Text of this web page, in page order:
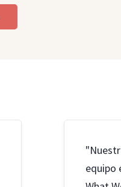
equipo